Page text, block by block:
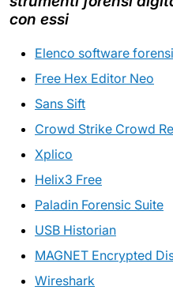
con essi
Elenco software
Free Hex Editor Neo
Sans Sift
Crowd Strike Crowd
Xplico
Helix3 Free
Paladin Forensic Suite
USB Historian
MAGNET Encrypted
Wireshark